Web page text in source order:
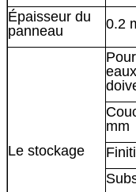
Épaisseur du
panneau
0.2
Le stockage
mm